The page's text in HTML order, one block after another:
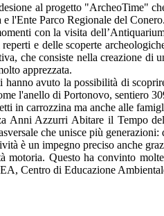
al progetto "ArcheoTime"
l'Ente Parco Regionale del Conero.
con la visita
e delle scoperte
che consiste nella creazione di
apprezzata.
avuto la possibilità di
l'anello di Portonovo, sentiero
in carrozzina ma anche alle
Anni Azzurri Abitare il Tempo
che unisce più generazioni:
è un impegno preciso anche
motoria. Questo ha convinto
Centro di Educazione